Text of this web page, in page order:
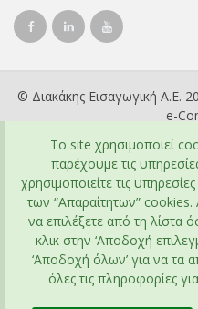
© Διακάκης Εισαγωγική Α.Ε.
e-
To site χρησιμοποιεί
παρέχουμε τις
χρησιμοποιείτε τις
των “Απαραίτητων” cookies.
να επιλέξετε από τη λίστα
κλικ στην ‘Αποδοχή
‘Αποδοχή όλων’ για να τα
όλες τις πληροφορίες